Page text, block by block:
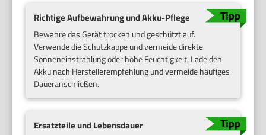
Richtige Aufbewahrung und Akku-Pflege
Bewahre das Gerät trocken und geschützt auf.
Verwende die Schutzkappe und vermeide direkte
Sonneneinstrahlung oder hohe Feuchtigkeit. Lade den
Akku nach Herstellerempfehlung und vermeide häufiges
Daueranschließen.
Ersatzteile und Lebensdauer